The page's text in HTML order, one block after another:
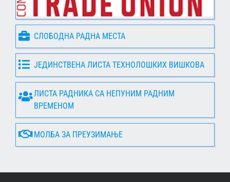
СЛОБОДНА РАДНА МЕСТА
ЈЕДИНСТВЕНА ЛИСТА ТЕХНОЛОШКИХ ВИШКОВА
ЛИСТА РАДНИКА СА НЕПУНИМ РАДНИМ
ВРЕМЕНОМ
МОЛБА ЗА ПРЕУЗИМАЊЕ